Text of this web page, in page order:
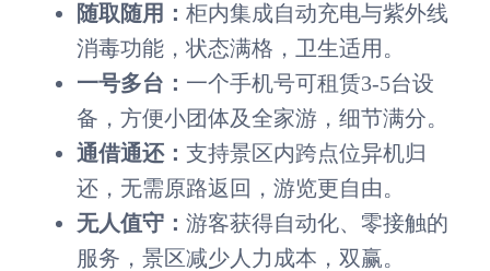
随取随用： 柜内集成自动充电与紫外线
消毒功能，状态满格，卫生适用。
一号多台： 一个手机号可租赁3-5台设
备，方便小团体及全家游，细节满分。
通借通还： 支持景区内跨点位异机归
还，无需原路返回，游览更自由。
无人值守： 游客获得自动化、零接触的
服务，景区减少人力成本，双赢。